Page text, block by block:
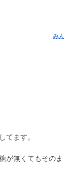
み
てます。
無くてもそのま